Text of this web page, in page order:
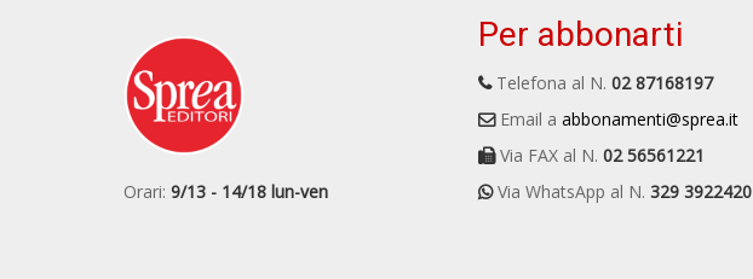
Orari: 9/13 - 14/18 lun-ven
Per abbonarti
Telefona al N. 02 87168197
Email a abbonamenti@sprea.it
Via FAX al N. 02 56561221
Via WhatsApp al N. 329 3922420